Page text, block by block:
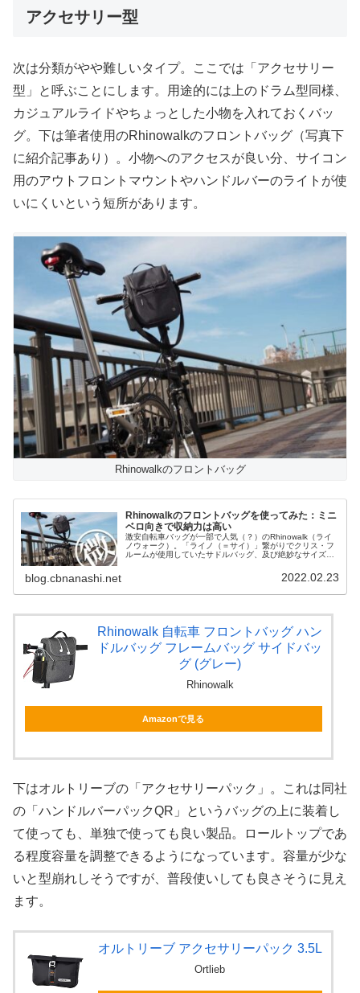
アクセサリー型
次は分類がやや難しいタイプ。ここでは「アクセサリー
型」と呼ぶことにします。用途的には上のドラム型同様、
カジュアルライドやちょっとした小物を入れておくバッ
グ。下は筆者使用のRhinowalkのフロントバッグ（写真下
に紹介記事あり）。小物へのアクセスが良い分、サイコン
用のアウトフロントマウントやハンドルバーのライトが使
いにくいという短所があります。
Rhinowalkのフロントバッグ
Rhinowalkのフロントバッグを使ってみた：ミニ
ベロ向きで収納力は高い
激安自転車バッグが一部で人気（？）のRhinowalk（ライ
ノウォーク）。「ライノ（＝サイ）」繋がりでクリス・フ
ルームが使用していたサドルバッグ、及び絶妙なサイズで
blog.cbnanashi.net 2022.02.23
Rhinowalk 自転車 フロントバッグ ハン
ドルバッグ フレームバッグ サイドバッ
グ (グレー)
Rhinowalk
Amazonで見る
下はオルトリーブの「アクセサリーパック」。これは同社
の「ハンドルバーパックQR」というバッグの上に装着し
て使っても、単独で使っても良い製品。ロールトップであ
る程度容量を調整できるようになっています。容量が少な
いと型崩れしそうですが、普段使いしても良さそうに見え
ます。
オルトリーブ アクセサリーパック 3.5L
Ortlieb